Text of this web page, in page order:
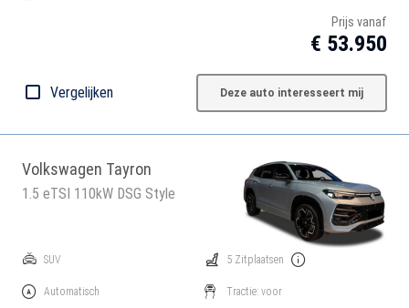
Prijs vanaf
€ 53.950
Vergelijken Deze auto interesseert mij
Volkswagen Tayron
1.5 eTSI 110kW DSG Style
SUV
Automatisch
5 Zitplaatsen
Tractie: voor